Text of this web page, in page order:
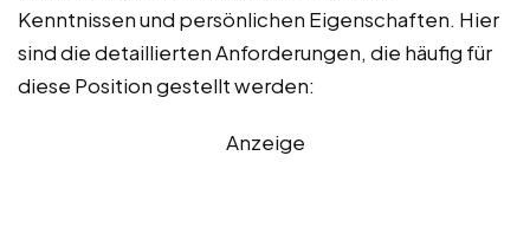
Kenntnissen und persönlichen Eigenschaften. Hier
sind die detaillierten Anforderungen, die häufig für
diese Position gestellt werden:
Anzeige